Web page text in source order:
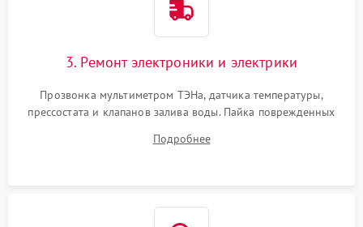
3. Ремонт электроники и электрики
Прозвонка мультиметром ТЭНа, датчика температуры,
прессостата и клапанов залива воды. Пайка поврежденных
Восстановление целостности проводки и контактов.
Подробнее